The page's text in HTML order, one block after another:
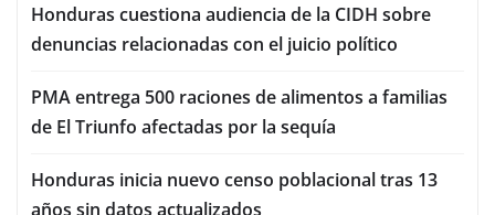
Honduras cuestiona audiencia de la CIDH sobre
denuncias relacionadas con el juicio político
PMA entrega 500 raciones de alimentos a familias
de El Triunfo afectadas por la sequía
Honduras inicia nuevo censo poblacional tras 13
años sin datos actualizados